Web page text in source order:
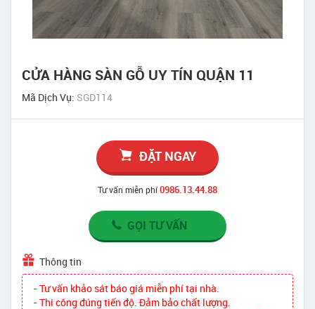
CỬA HÀNG SÀN GỖ UY TÍN QUẬN 11
Mã Dịch Vụ: SGD114
ĐẶT NGAY
Tư vấn miễn phí0986.13.44.88
GỌI TƯ VẤN
Thông tin
- Tư vấn khảo sát báo giá miễn phí tại nhà.
- Thi công đúng tiến độ. Đảm bảo chất lượng.